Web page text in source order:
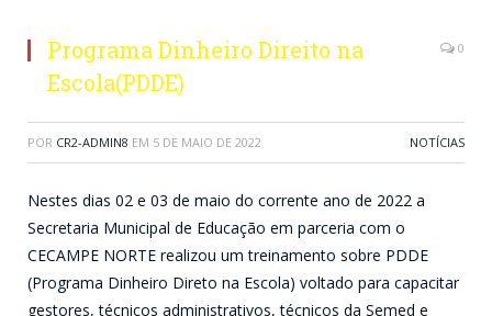
Programa Dinheiro Direito na
Escola(PDDE)
0
POR CR2-ADMIN8 EM 5 DE MAIO DE 2022 NOTÍCIAS
Nestes dias 02 e 03 de maio do corrente ano de 2022 a
Secretaria Municipal de Educação em parceria com o
CECAMPE NORTE realizou um treinamento sobre PDDE
(Programa Dinheiro Direto na Escola) voltado para capacitar
gestores, técnicos administrativos, técnicos da Semed e